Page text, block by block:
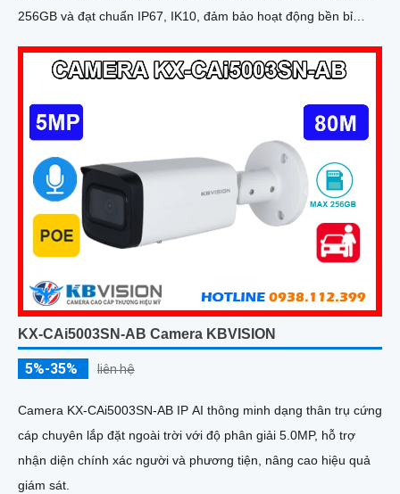
256GB và đạt chuẩn IP67, IK10, đảm bảo hoạt động bền bỉ
KX-CAi5003SN-AB Camera KBVISION
5%-35% liên hệ
Camera KX-CAi5003SN-AB IP AI thông minh dạng thân trụ cứng
cáp chuyên lắp đặt ngoài trời với độ phân giải 5.0MP, hỗ trợ
nhận diện chính xác người và phương tiện, nâng cao hiệu quả
giám sát.